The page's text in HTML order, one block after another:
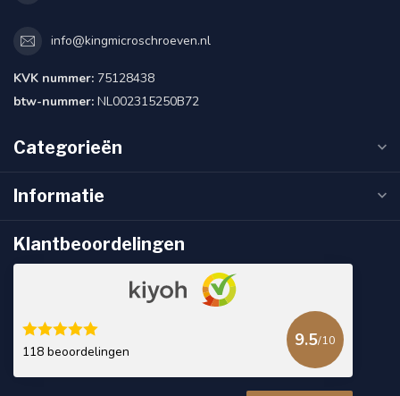
info@kingmicroschroeven.nl
KVK nummer: 75128438
btw-nummer: NL002315250B72
Categorieën
Informatie
Klantbeoordelingen
118 beoordelingen
9.5/10